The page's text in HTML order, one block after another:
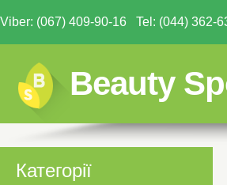
Viber: (067) 409-90-16 Tel: (044)
Beauty
Категорії